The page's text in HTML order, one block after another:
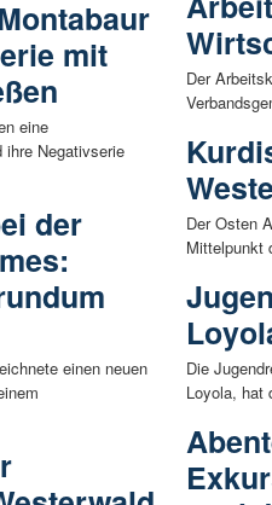
mit
eine
ihre Negativserie
der
einen neuen
Der
Der Osten
Mittelpunkt
Die
Loyola,